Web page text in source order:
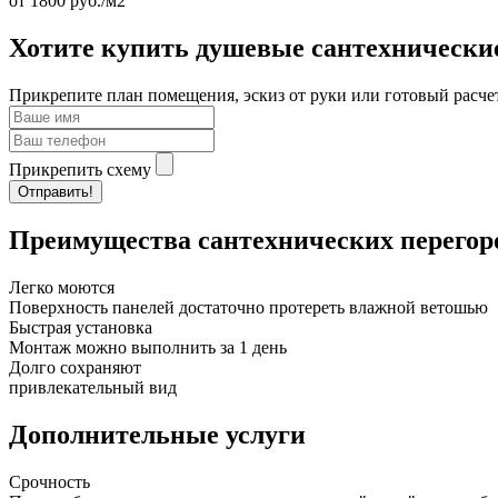
Хотите купить душевые
Прикрепите план помещения, эскиз от руки или готовый
Прикрепить схему
Отправить!
Преимущества сантехнических
Легко моются
Поверхность панелей достаточно протереть влажной ветошью
Быстрая установка
Монтаж можно выполнить за 1 день
Долго сохраняют
привлекательный вид
Дополнительные услуги
Срочность